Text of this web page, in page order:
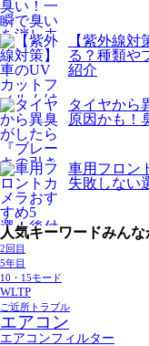
【紫外線
る？種類や
紹介
タイヤから
原因かも！
車用フロン
失敗しない
人気キーワードみんな
2回目
5年目
10・15モード
WLTP
ご近所トラブル
エアコン
エアコンフィルター